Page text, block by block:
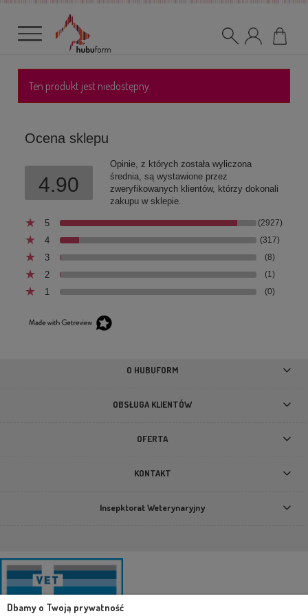
Ten produkt jest niedostępny.
Ocena sklepu
4.90
Opinie, z których została wyliczona
średnia, są wystawione przez
zweryfikowanych klientów, którzy dokonali
zakupu w sklepie.
5 (2927)
4 (317)
3 (8)
2 (1)
1 (0)
O HUBUFORM
OBSŁUGA KLIENTÓW
OFERTA
KONTAKT
Insepktorat Weterynaryjny
Dbamy o Twoją prywatność